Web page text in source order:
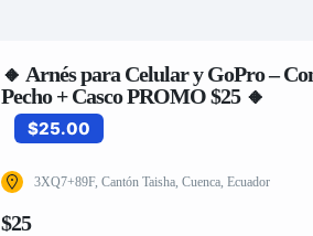
🔸 Arnés para Celular y GoPro –
Pecho + Casco PROMO $25 🔸
$25.00
3XQ7+89F, Cantón Taisha, Cuenca, Ecuador
$25